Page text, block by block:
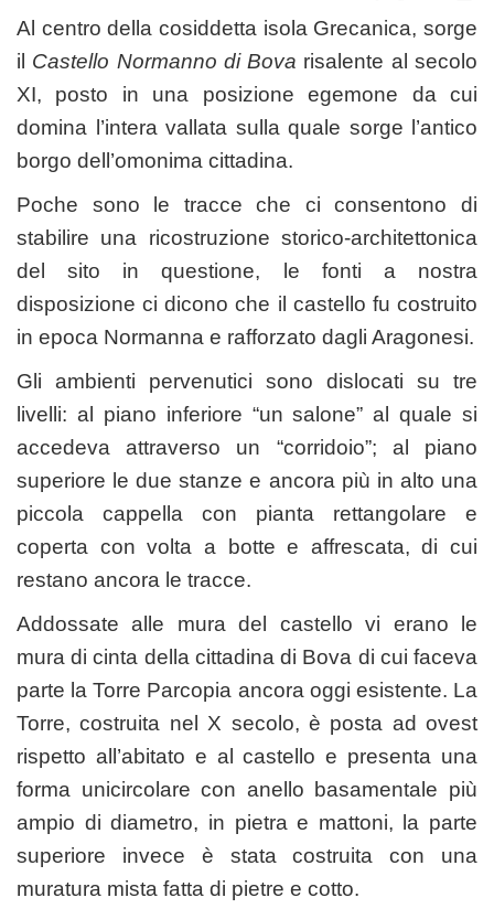
Al centro della cosiddetta isola Grecanica, sorge
il Castello Normanno di Bova risalente al secolo
XI, posto in una posizione egemone da cui
domina l’intera vallata sulla quale sorge l’antico
borgo dell’omonima cittadina.
Poche sono le tracce che ci consentono di
stabilire una ricostruzione storico-architettonica
del sito in questione, le fonti a nostra
disposizione ci dicono che il castello fu costruito
in epoca Normanna e rafforzato dagli Aragonesi.
Gli ambienti pervenutici sono dislocati su tre
livelli: al piano inferiore “un salone” al quale si
accedeva attraverso un “corridoio”; al piano
superiore le due stanze e ancora più in alto una
piccola cappella con pianta rettangolare e
coperta con volta a botte e affrescata, di cui
restano ancora le tracce.
Addossate alle mura del castello vi erano le
mura di cinta della cittadina di Bova di cui faceva
parte la Torre Parcopia ancora oggi esistente. La
Torre, costruita nel X secolo, è posta ad ovest
rispetto all’abitato e al castello e presenta una
forma unicircolare con anello basamentale più
ampio di diametro, in pietra e mattoni, la parte
superiore invece è stata costruita con una
muratura mista fatta di pietre e cotto.